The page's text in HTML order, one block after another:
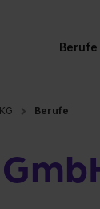
Berufe
Berufe